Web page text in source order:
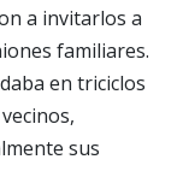
a invitarlos a
familiares.
en triciclos
sus